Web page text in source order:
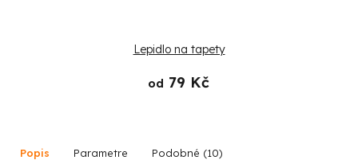
Lepidlo na tapety
od 79 Kč
Popis Parametre Podobné (10)